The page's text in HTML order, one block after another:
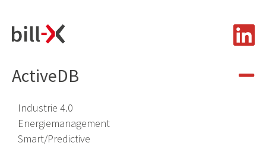
ActiveDB
Industrie 4.0
Energiemanagement
Smart/Predictive